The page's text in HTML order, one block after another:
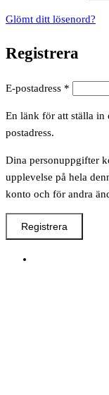
Glömt ditt lösenord?
Registrera
E-postadress *
En länk för att ställa in
postadress.
Dina personuppgifter
upplevelse på hela
konto och för andra
Registrera